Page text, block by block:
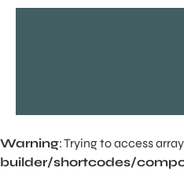
Skip
Warning: Trying to access
builder/shortcodes/